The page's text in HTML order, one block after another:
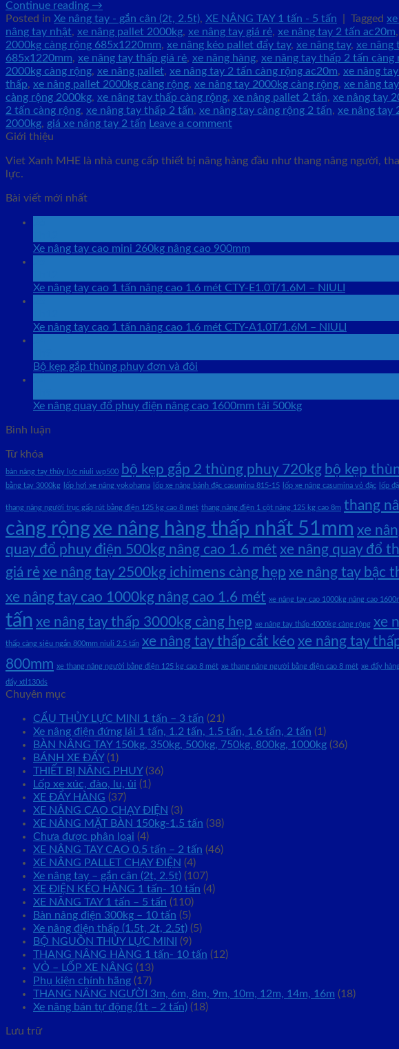
Continue reading →
Posted in Xe nâng tay - gắn cân (2t, 2.5t), XE NÂNG TAY 1 tấn - 5 tấn Tagged
nâng tay nhật, xe nâng pallet 2000kg, xe nâng tay giá rẻ, xe nâng tay 2 tấn ac20m,
2000kg càng rộng 685x1220mm, xe nâng kéo pallet đẩy tay, xe nâng tay, xe nâng
685x1220mm, xe nâng tay thấp giá rẻ, xe nâng hàng, xe nâng tay thấp 2 tấn càng
2000kg càng rộng, xe nâng pallet, xe nâng tay 2 tấn càng rộng ac20m, xe nâng
thấp, xe nâng pallet 2000kg càng rộng, xe nâng tay 2000kg càng rộng, xe nâng
càng rộng 2000kg, xe nâng tay thấp càng rộng, xe nâng pallet 2 tấn, xe nâng tay
2 tấn càng rộng, xe nâng tay thấp 2 tấn, xe nâng tay càng rộng 2 tấn, xe nâng tay
2000kg, giá xe nâng tay 2 tấn Leave a comment
Giới thiệu
Viet Xanh MHE là nhà cung cấp thiết bị nâng hàng đầu như thang nâng người,
lực.
Bài viết mới nhất
Xe nâng tay cao mini 260kg nâng cao 900mm
Xe nâng tay cao 1 tấn nâng cao 1.6 mét CTY-E1.0T/1.6M – NIULI
Xe nâng tay cao 1 tấn nâng cao 1.6 mét CTY-A1.0T/1.6M – NIULI
Bộ kẹp gắp thùng phuy đơn và đôi
Xe nâng quay đổ phuy điện nâng cao 1600mm tải 500kg
Bình luận
Từ khóa
bàn nâng tay thủy lực niuli wp500 bộ kẹp gắp 2 thùng phuy 720kg bộ kẹp
bằng tay 3000kg
lốp hơi xe nâng yokohama lốp xe nâng bánh đặc casumina 815-15 lốp xe nâng casumina vỏ đặc lốp
thang nâng người trục gấp rút bằng điện 125 kg cao 8 mét thang nâng điện 1 cột nâng 125 kg cao 8m thang
càng rộngxe nâng hàng thấp nhất 51mm xe
quay đổ phuy điện 500kg nâng cao 1.6 mét xe nâng quay đổ
giá rẻxe nâng tay 2500kg ichimens càng hẹp xe nâng tay bậc
xe nâng tay cao 1000kg nâng cao 1.6 mét xe nâng tay cao 1000kg nâng cao
tấn xe nâng tay thấp 3000kg càng hẹp xe nâng tay thấp 4000kg càng rộng xe
thấp càng siêu ngắn 800mm niuli 2.5 tấn xe nâng tay thấp cắt kéo xe nâng tay
800mm xe thang nâng người bằng điện 125 kg cao 8 mét xe thang nâng người bằng điện cao 8 mét xe đẩy
đẩy xtl130ds
Chuyên mục
CẨU THỦY LỰC MINI 1 tấn – 3 tấn (21)
Xe nâng điện đứng lái 1 tấn, 1.2 tấn, 1.5 tấn, 1.6 tấn, 2 tấn (1)
BÀN NÂNG TAY 150kg, 350kg, 500kg, 750kg, 800kg, 1000kg (36)
BÁNH XE ĐẨY(1)
THIẾT BỊ NÂNG PHUY(36)
Lốp xe xúc, đào, lu, ủi (1)
XE ĐẨY HÀNG (37)
XE NÂNG CAO CHẠY ĐIỆN (3)
XE NÂNG MẶT BÀN 150kg-1.5 tấn (38)
Chưa được phân loại (4)
XE NÂNG TAY CAO 0.5 tấn – 2 tấn (46)
XE NÂNG PALLET CHẠY ĐIỆN (4)
Xe nâng tay – gắn cân (2t, 2.5t) (107)
XE ĐIỆN KÉO HÀNG 1 tấn- 10 tấn (4)
XE NÂNG TAY 1 tấn – 5 tấn (110)
Bàn nâng điện 300kg – 10 tấn (5)
Xe nâng điện thấp (1.5t, 2t, 2.5t) (5)
BỘ NGUỒN THỦY LỰC MINI
(9)
THANG NÂNG HÀNG 1 tấn- 10 tấn (12)
VỎ – LỐP XE NÂNG (13)
Phụ kiện chính hãng (17)
THANG NÂNG NGƯỜI 3m, 6m, 8m, 9m, 10m, 12m, 14m, 16m (18)
Xe nâng bán tự động (1t – 2 tấn) (18)
Lưu trữ